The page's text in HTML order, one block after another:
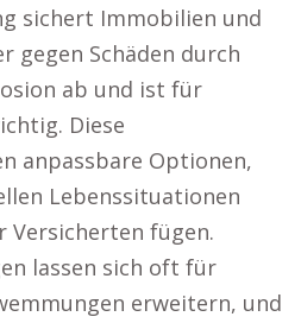
sichert Immobilien und
gegen Schäden durch
ab und ist für
Diese
anpassbare Optionen,
Lebenssituationen
Versicherten fügen.
lassen sich oft für
erweitern, und